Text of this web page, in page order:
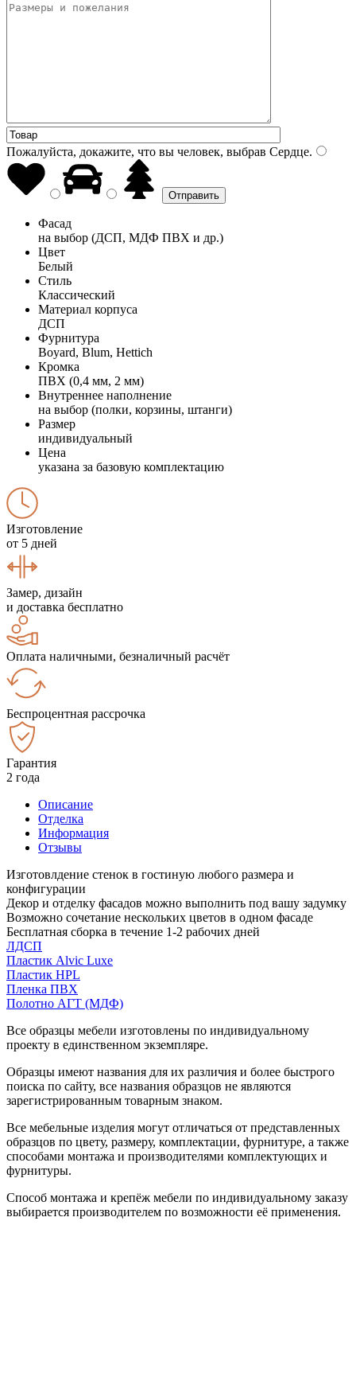
Пожалуйста, докажите, что вы человек, выбрав Сердце.
Фасад
на выбор (ДСП, МДФ ПВХ и др.)
Цвет
Белый
Стиль
Классический
Материал корпуса
ДСП
Фурнитура
Boyard, Blum, Hettich
Кромка
ПВХ (0,4 мм, 2 мм)
Внутреннее наполнение
на выбор (полки, корзины, штанги)
Размер
индивидуальный
Цена
указана за базовую комплектацию
Изготовление
от 5 дней
Замер, дизайн
и доставка бесплатно
Оплата наличными, безналичный расчёт
Беспроцентная рассрочка
Гарантия
2 года
Описание
Отделка
Информация
Отзывы
Изготовлдение стенок в гостиную любого размера и
конфигурации
Декор и отделку фасадов можно выполнить под вашу задумку
Возможно сочетание нескольких цветов в одном фасаде
Бесплатная сборка в течение 1-2 рабочих дней
ЛДСП
Пластик Alvic Luxe
Пластик HPL
Пленка ПВХ
Полотно АГТ (МДФ)
Все образцы мебели изготовлены по индивидуальному
проекту в единственном экземпляре.
Образцы имеют названия для их различия и более быстрого
поиска по сайту, все названия образцов не являются
зарегистрированным товарным знаком.
Все мебельные изделия могут отличаться от представленных
образцов по цвету, размеру, комплектации, фурнитуре, а также
способами монтажа и производителями комплектующих и
фурнитуры.
Способ монтажа и крепёж мебели по индивидуальному заказу
выбирается производителем по возможности её применения.